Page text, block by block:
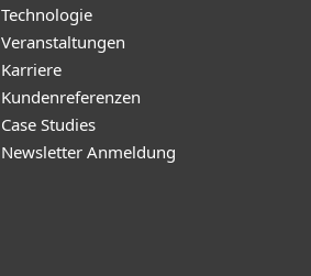
Technologie
Veranstaltungen
Karriere
Kundenreferenzen
Case Studies
Newsletter Anmeldung